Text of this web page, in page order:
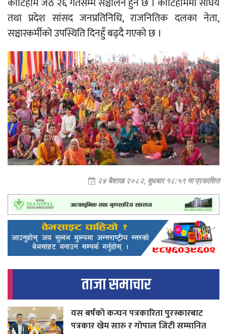
तथा प्रदेश सांसद जनप्रतिनिधि, राजनितिक दलका नेता,
सञ्चारकर्मीको उपस्थिति दिनहुँ बढ्दै गएको छ ।
२४ बैशाख २०८२, बुधबार १८:५९ मा प्रकाशित
ताजा समाचार
यस बर्षको कन्चन पत्रकारिता पुरस्कारबाट
पत्रकार खेम सारु र गोपाल जिटी सम्मानित